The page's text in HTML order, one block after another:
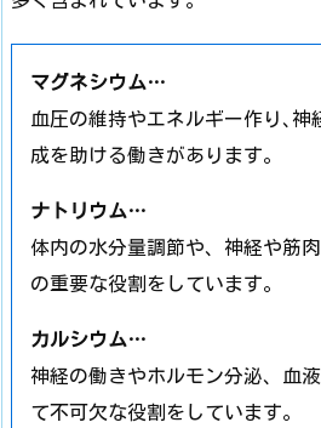
マグネシウム…
血圧の維持やエネルギー作り､神
成を助ける働きがあります。
ナトリウム…
体内の水分量調節や、神経や筋
の重要な役割をしています。
カルシウム…
神経の働きやホルモン分泌、血
て不可欠な役割をしています。